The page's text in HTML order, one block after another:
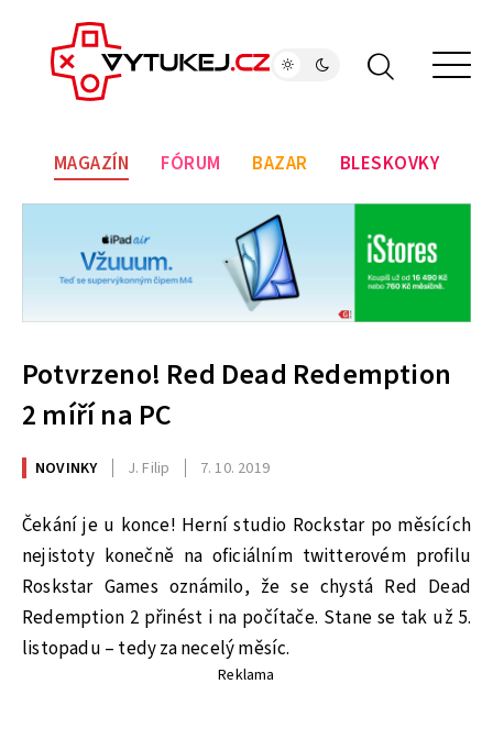
MAGAZÍN FÓRUM BAZAR BLESKOVKY
Potvrzeno! Red Dead Redemption
2 míří na PC
NOVINKY J. Filip 7. 10. 2019
Čekání je u konce! Herní studio Rockstar po měsících
nejistoty konečně na oficiálním twitterovém profilu
Roskstar Games oznámilo, že se chystá Red Dead
Redemption 2 přinést i na počítače. Stane se tak už 5.
listopadu – tedy za necelý měsíc.
Reklama